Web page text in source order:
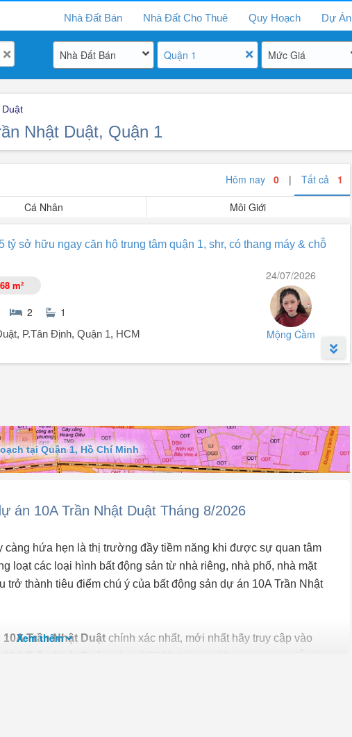
Nhà Đất Bán Nhà Đất Cho Thuê Quy Hoạch Dự Án
Nhà Đất Bán Quận 1 Mức Giá
Duật
Nhật Duật, Quận 1
Hôm nay 0 | Tất cả 1
Cá Nhân Môi Giới
tỷ sở hữu ngay căn hộ trung tâm quận 1, shr, có thang máy & chỗ
24/07/2026
Mộng Cầm
68 m²
2 1
P.Tân Định, Quận 1, HCM
1.
tại Quận 1, Hồ Chí Minh
án 10A Trần Nhật Duật Tháng 8/2026
càng hứa hẹn là thị trường đầy tiềm năng khi được sự quan tâm
loạt các loại hình bất động sản từ nhà riêng, nhà phố, nhà mặt
thành tiêu điểm chú ý của bất động sản dự án 10A Trần Nhật
Trần Nhật Duật chính xác nhất, mới nhất hãy truy cập vào
Xem thêm